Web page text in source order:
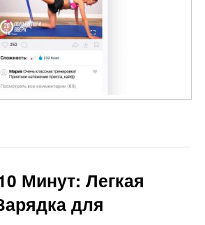
Минут: Легкая
для